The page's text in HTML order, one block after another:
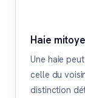
Haie
Une haie
celle du
distinction